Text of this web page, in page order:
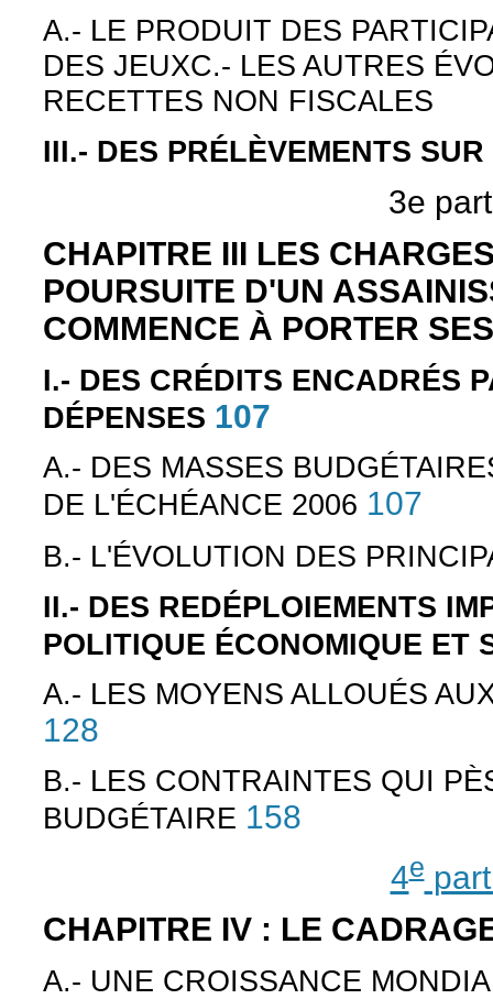
A.- LE PRODUIT DES
DES JEUXC.- LES AUTRES
RECETTES NON FISCALES
III.- DES PRÉLÈVEMENTS
3e
CHAPITRE III LES
POURSUITE D'UN
COMMENCE À PORTER
I.- DES CRÉDITS ENCADRÉS
DÉPENSES 107
A.- DES MASSES
DE L'ÉCHÉANCE 2006 107
B.- L'ÉVOLUTION DES
II.- DES REDÉPLOIEMENTS
POLITIQUE ÉCONOMIQUE ET
A.- LES MOYENS ALLOUÉS
128
B.- LES CONTRAINTES QUI
BUDGÉTAIRE 158
4e
CHAPITRE IV : LE
A.- UNE CROISSANCE